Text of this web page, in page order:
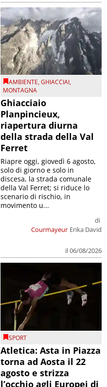
AMBIENTE,GHIACCIAI,
MONTAGNA
Ghiacciaio
Planpincieux,
riapertura diurna
della strada della Val
Ferret
Courmayeur
di
Erika David
il 06/08/2026
Riapre oggi, giovedì 6 agosto,
solo di giorno e solo in
discesa, la strada comunale
della Val Ferret; si riduce lo
scenario di rischio, in
movimento u...
SPORT
Atletica: Asta in Piazza
torna ad Aosta il 22
agosto e strizza
l’occhio agli Europei di